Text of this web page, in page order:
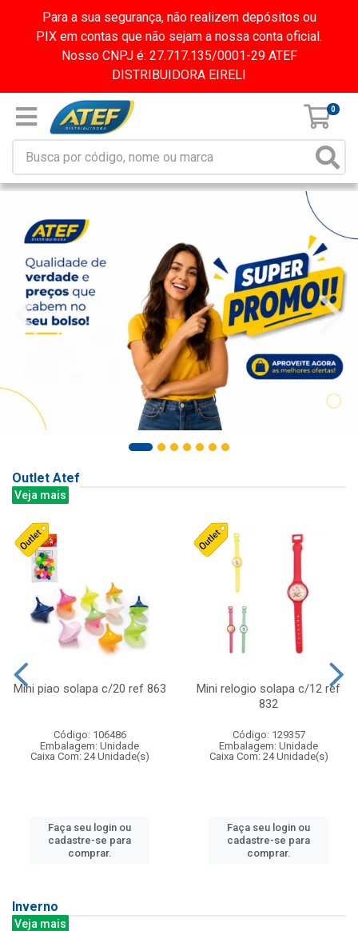
Para a sua segurança, não realizem depósitos ou
PIX em contas que não sejam a nossa conta oficial.
Nosso CNPJ é: 27.717.135/0001-29 ATEF
DISTRIBUIDORA EIRELI
0
Outlet Atef
Veja mais
Mini piao solapa c/20 ref 863
Código: 106486
Embalagem: Unidade
Caixa Com: 24 Unidade(s)
Faça seu login ou
cadastre-se para
comprar.
Mini relogio solapa c/12 ref
832
Código: 129357
Embalagem: Unidade
Caixa Com: 24 Unidade(s)
Faça seu login ou
cadastre-se para
comprar.
Inverno
Veja mais